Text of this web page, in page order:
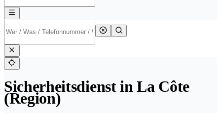
Sicherheitsdienst in La Côte
(Region)